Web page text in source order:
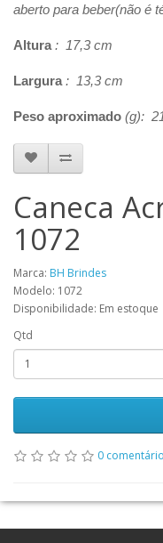
aberto para beber(não é
Altura : 17,3 cm
Largura : 13,3 cm
Peso aproximado (g):
Caneca
1072
Marca: BH Brindes
Modelo: 1072
Disponibilidade: Em estoque
Qtd
0